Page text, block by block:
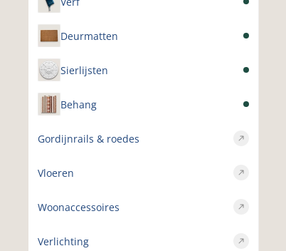
Deurmatten
Sierlijsten
Behang
Gordijnrails & roedes
Vloeren
Woonaccessoires
Verlichting